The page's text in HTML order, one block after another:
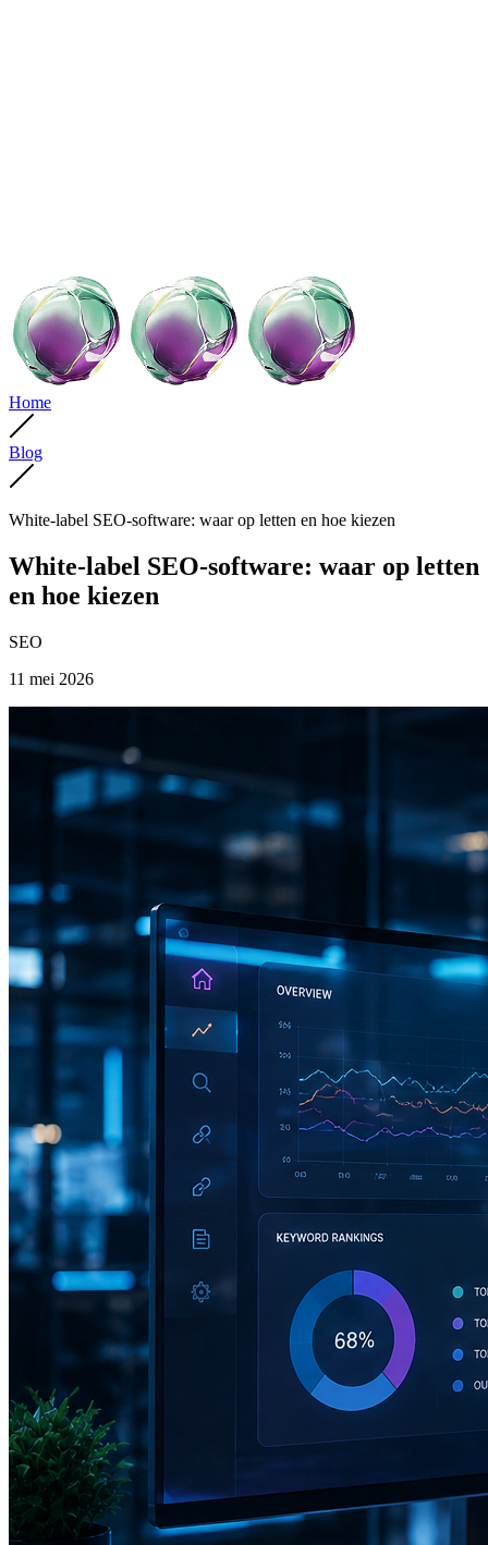
Home
Blog
White-label SEO-software: waar op letten en hoe kiezen
White-label SEO-software: waar op letten
en hoe kiezen
SEO
11 mei 2026